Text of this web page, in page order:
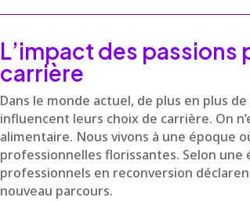
L’impact des passions
carrière
Dans le monde actuel, de plus en plus
influencent leurs choix de carrière. On
alimentaire. Nous vivons à une époque
professionnelles florissantes. Selon une
professionnels en reconversion
nouveau parcours.